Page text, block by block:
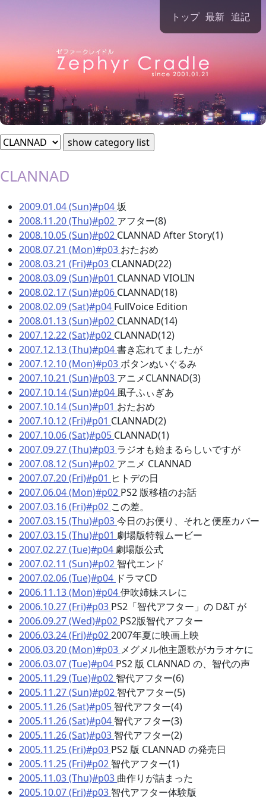
トップ 最新 追記
Zephyr Cradle Diary [CLANNAD]
CLANNAD
2009.01.04 (Sun)#p04坂
2008.11.20 (Thu)#p02 アフター(8)
2008.10.05 (Sun)#p02 CLANNAD After Story(1)
2008.07.21 (Mon)#p03 おたおめ
2008.03.21 (Fri)#p03 CLANNAD(22)
2008.03.09 (Sun)#p01 CLANNAD VIOLIN
2008.02.17 (Sun)#p06 CLANNAD(18)
2008.02.09 (Sat)#p04 FullVoice Edition
2008.01.13 (Sun)#p02 CLANNAD(14)
2007.12.22 (Sat)#p02 CLANNAD(12)
2007.12.13 (Thu)#p04書き忘れてましたが
2007.12.10 (Mon)#p03ボタンぬいぐるみ
2007.10.21 (Sun)#p03 アニメCLANNAD(3)
2007.10.14 (Sun)#p04 風子ふぃぎあ
2007.10.14 (Sun)#p01 おたおめ
2007.10.12 (Fri)#p01 CLANNAD(2)
2007.10.06 (Sat)#p05 CLANNAD(1)
2007.09.27 (Thu)#p03 ラジオも始まるらしいですが
2007.08.12 (Sun)#p02 アニメ CLANNAD
2007.07.20 (Fri)#p01 ヒトデの日
2007.06.04 (Mon)#p02 PS2 版移植のお話
2007.03.16 (Fri)#p02 この差。
2007.03.15 (Thu)#p03今日のお便り、それと便座カバー
2007.03.15 (Thu)#p01 劇場版特報ムービー
2007.02.27 (Tue)#p04 劇場版公式
2007.02.11 (Sun)#p02 智代エンド
2007.02.06 (Tue)#p04 ドラマCD
2006.11.13 (Mon)#p04伊吹姉妹スレに
2006.10.27 (Fri)#p03 PS2「智代アフター」の D&T が
2006.09.27 (Wed)#p02 PS2版智代アフター
2006.03.24 (Fri)#p022007年夏に映画上映
2006.03.20 (Mon)#p03 メグメル他主題歌がカラオケに
2006.03.07 (Tue)#p04 PS2 版 CLANNAD の、智代の声
2005.11.29 (Tue)#p02 智代アフター(6)
2005.11.27 (Sun)#p02 智代アフター(5)
2005.11.26 (Sat)#p05 智代アフター(4)
2005.11.26 (Sat)#p04 智代アフター(3)
2005.11.26 (Sat)#p03 智代アフター(2)
2005.11.25 (Fri)#p03 PS2 版 CLANNAD の発売日
2005.11.25 (Fri)#p02 智代アフター(1)
2005.11.03 (Thu)#p03 曲作りが詰まった
2005.10.07 (Fri)#p03 智代アフター体験版